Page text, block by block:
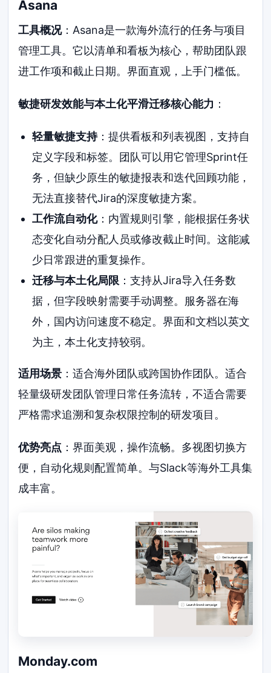
Asana
工具概况：Asana是一款海外流行的任务与项目
管理工具。它以清单和看板为核心，帮助团队跟
进工作项和截止日期。界面直观，上手门槛低。
敏捷研发效能与本土化平滑迁移核心能力 ：
轻量敏捷支持：提供看板和列表视图，支持自
定义字段和标签。团队可以用它管理Sprint任
务，但缺少原生的敏捷报表和迭代回顾功能，
无法直接替代Jira的深度敏捷方案。
工作流自动化：内置规则引擎，能根据任务状
态变化自动分配人员或修改截止时间。这能减
少日常跟进的重复操作。
迁移与本土化局限 ：支持从Jira导入任务数
据，但字段映射需要手动调整。服务器在海
外，国内访问速度不稳定。界面和文档以英文
为主，本土化支持较弱。
适用场景 ：适合海外团队或跨国协作团队。适合
轻量级研发团队管理日常任务流转，不适合需要
严格需求追溯和复杂权限控制的研发项目。
优势亮点 ：界面美观，操作流畅。多视图切换方
便，自动化规则配置简单。与Slack等海外工具集
成丰富。
Monday.com